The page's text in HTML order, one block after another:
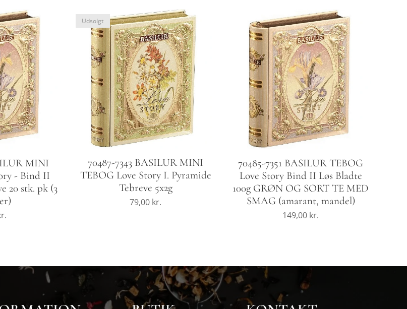
MINI
- Bind II
20 stk. pk (3
70487-7343 BASILUR MINI
TEBOG Love Story I. Pyramide
Tebreve 5x2g
Udsolgt
79,00 kr.
70485-7351 BASILUR TEBOG
Love Story Bind II Løs Bladte
100g GRØN OG SORT TE MED
SMAG (amarant, mandel)
149,00 kr.